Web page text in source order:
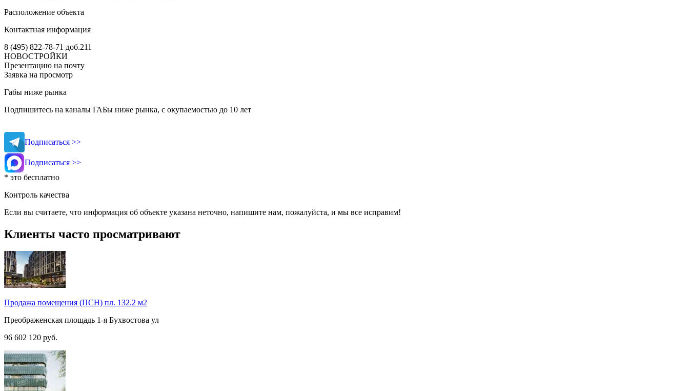
Расположение объекта
Контактная информация
8 (495) 822-78-71 доб.211
НОВОСТРОЙКИ
Презентацию на почту
Заявка на просмотр
Габы ниже рынка
Подпишитесь на каналы ГАБы ниже рынка, с окупаемостью до 10 лет
Подписаться >>
Подписаться >>
* это бесплатно
Контроль качества
Если вы считаете, что информация об объекте указана неточно, напишите нам, пожалуйста, и мы все исправим!
Клиенты часто просматривают
Продажа помещения (ПСН) пл. 132.2 м2
Преображенская площадь 1-я Бухвостова ул
96 602 120 руб.